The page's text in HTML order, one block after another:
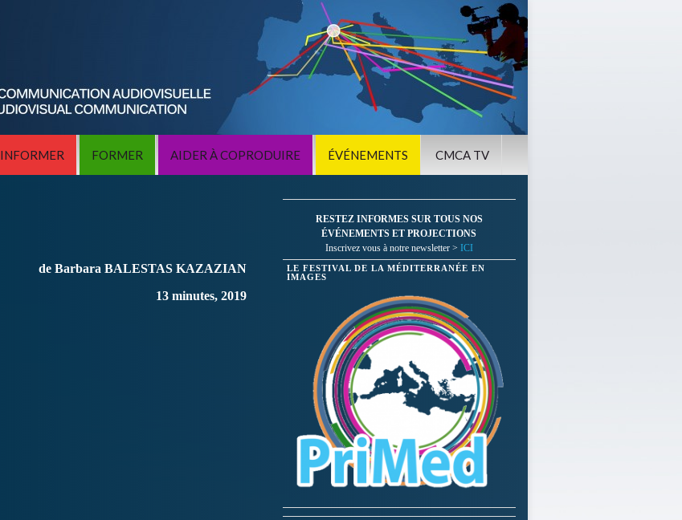
INFORMER FORMER AIDER À COPRODUIRE ÉVÉNEMENTS CMCA TV
de Barbara BALESTAS KAZAZIAN
13 minutes, 2019
RESTEZ INFORMES SUR TOUS NOS
ÉVÉNEMENTS ET PROJECTIONS
Inscrivez vous à notre newsletter > ICI
LE FESTIVAL DE LA MÉDITERRANÉE EN
IMAGES